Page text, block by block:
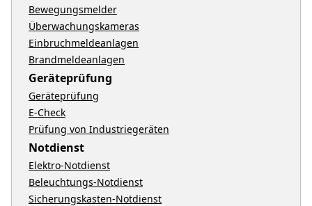
Bewegungsmelder
Überwachungskameras
Einbruchmeldeanlagen
Brandmeldeanlagen
Geräteprüfung
Geräteprüfung
E-Check
Prüfung von Industriegeräten
Notdienst
Elektro-Notdienst
Beleuchtungs-Notdienst
Sicherungskasten-Notdienst